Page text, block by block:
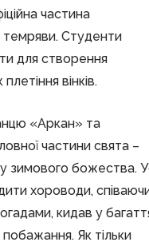
частина
темряви. Студенти
для створення
вінків.
«Аркан» та
частини свята –
зимового божества.
хороводи,
кидав у
Як тільки